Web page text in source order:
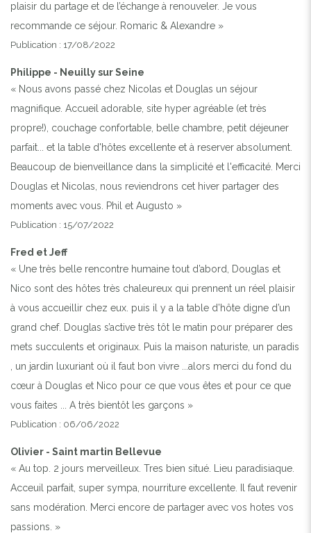
plaisir du partage et de l’échange à renouveler. Je vous
recommande ce séjour. Romaric & Alexandre »
Publication : 17/08/2022
Philippe - Neuilly sur Seine
« Nous avons passé chez Nicolas et Douglas un séjour
magnifique. Accueil adorable, site hyper agréable (et très
propre!), couchage confortable, belle chambre, petit déjeuner
parfait... et la table d'hôtes excellente et à reserver absolument.
Beaucoup de bienveillance dans la simplicité et l'efficacité. Merci
Douglas et Nicolas, nous reviendrons cet hiver partager des
moments avec vous. Phil et Augusto »
Publication : 15/07/2022
Fred et Jeff
« Une très belle rencontre humaine tout d’abord, Douglas et
Nico sont des hôtes très chaleureux qui prennent un réel plaisir
à vous accueillir chez eux. puis il y a la table d’hôte digne d’un
grand chef. Douglas s’active très tôt le matin pour préparer des
mets succulents et originaux. Puis la maison naturiste, un paradis
, un jardin luxuriant où il faut bon vivre ...alors merci du fond du
cœur à Douglas et Nico pour ce que vous êtes et pour ce que
vous faites ... A très bientôt les garçons »
Publication : 06/06/2022
Olivier - Saint martin Bellevue
« Au top. 2 jours merveilleux. Tres bien situé. Lieu paradisiaque.
Acceuil parfait, super sympa, nourriture excellente. Il faut revenir
sans modération. Merci encore de partager avec vos hotes vos
passions. »